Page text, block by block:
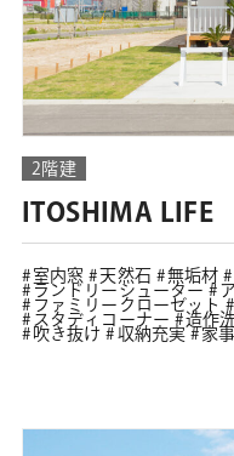
2階建
ITOSHIMA LIFE
室内窓 天然石 無垢材
ランドリーシューター
ファミリークローゼット
スタディコーナー
造作
吹き抜け
収納充実 家